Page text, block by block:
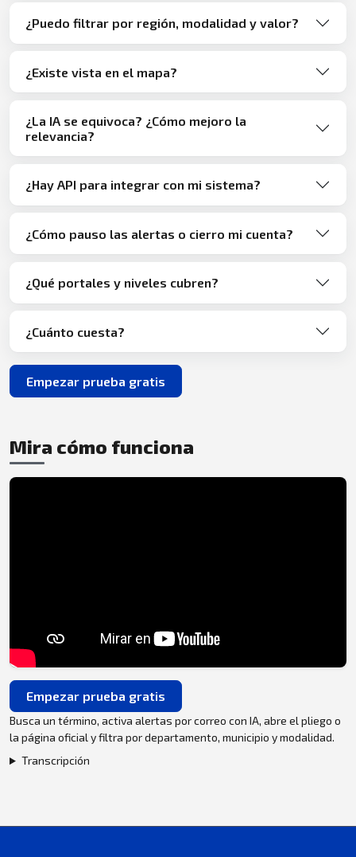
¿Puedo filtrar por región, modalidad y valor?
¿Existe vista en el mapa?
¿La IA se equivoca? ¿Cómo mejoro la
relevancia?
¿Hay API para integrar con mi sistema?
¿Cómo pauso las alertas o cierro mi cuenta?
¿Qué portales y niveles cubren?
¿Cuánto cuesta?
Empezar prueba gratis
Mira cómo funciona
Empezar prueba gratis
Busca un término, activa alertas por correo con IA, abre el pliego o
la página oficial y filtra por departamento, municipio y modalidad.
Transcripción